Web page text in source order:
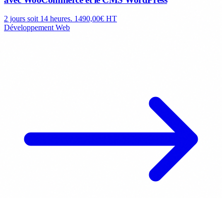
2 jours soit 14 heures. 1490,00€ HT
Développement Web